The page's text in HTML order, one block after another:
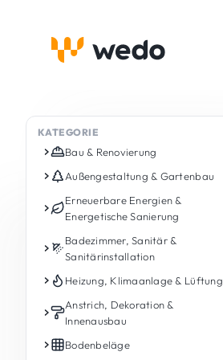
KATEGORIE
Bau & Renovierung
Schlüsselfertige Renovierung
Bauprojekte
Anbauten & Aufstockung
Dachausbau & Dachschrägen
Rohbau
Estriche
Außengestaltung & Gartenbau
Gartenpflege
Gartengestaltung &
Landschaftsbau
Außengestaltung
Zäune
Terrassen (Bau, Renovierung und
Pflege)
Holzterrassen
Erneuerbare Energien &
Energetische Sanierung
Photovoltaik
Energiespeicherbatterie
Ladestationen (Wallbox)
Wärmepumpe
Energieberatung & Energieaudit
Badezimmer, Sanitär &
Sanitärinstallation
Badrenovierung
Sanitärinstallation
Klempnerarbeiten
Wasserenthärtung und
Heizung, Klimaanlage & Lüftung
Gasheizung / Ölheizung /
Holzheizung
Pelletheizung / Pelletkessel
Anstrich, Dekoration &
Innenausbau
Innenanstrich
Bodenbeläge